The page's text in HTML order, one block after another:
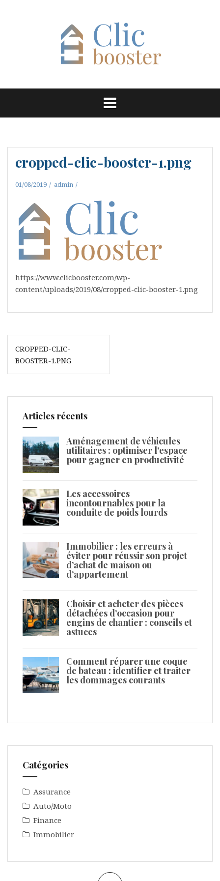
cropped-clic-booster-1.png
01/08/2019 admin
https://www.clicbooster.com/wp-
content/uploads/2019/08/cropped-clic-booster-1.png
Navigation
de
l’article
CROPPED-CLIC-
BOOSTER-1.PNG
Articles récents
Aménagement de véhicules
utilitaires : optimiser l’espace
pour gagner en productivité
Les accessoires
incontournables pour la
conduite de poids lourds
Immobilier : les erreurs à
éviter pour réussir son projet
d’achat de maison ou
d’appartement
Choisir et acheter des pièces
détachées d’occasion pour
engins de chantier : conseils et
astuces
Comment réparer une coque
de bateau : identifier et traiter
les dommages courants
Catégories
Assurance
Auto/Moto
Finance
Immobilier